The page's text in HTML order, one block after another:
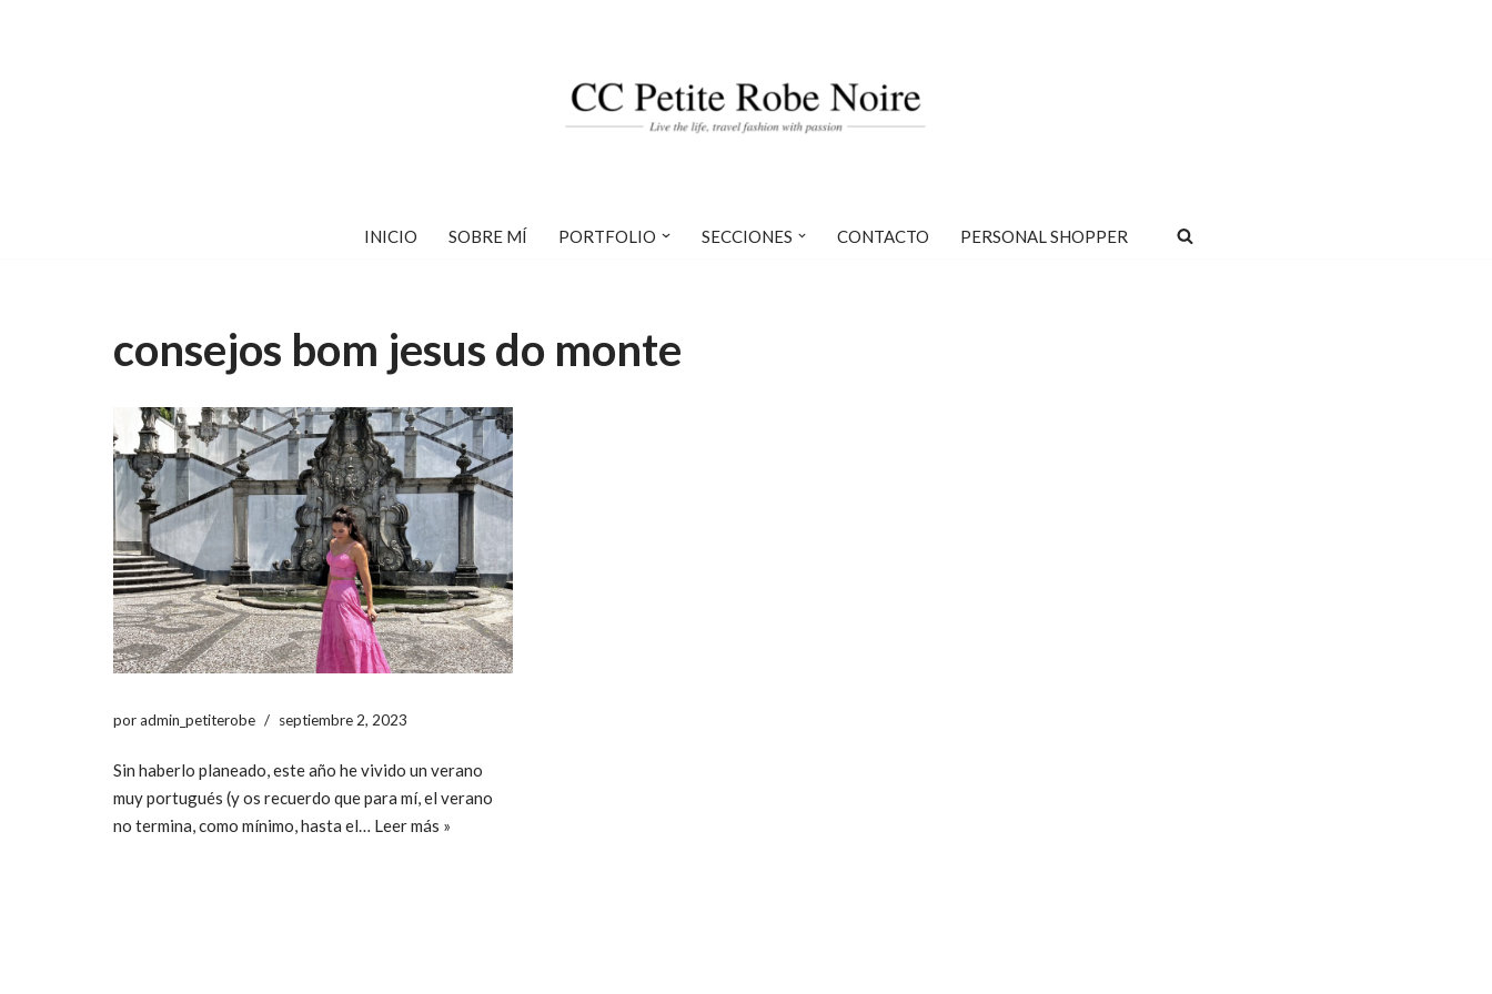
INICIO SOBRE MÍ PORTFOLIO SECCIONES CONTACTO PERSONAL SHOPPER
consejos bom jesus do monte
poradmin_petiterobe septiembre 2, 2023
Sin haberlo planeado, este año he vivido un verano
muy portugués (y os recuerdo que para mí, el verano
no termina, como mínimo, hasta el… Leer más »